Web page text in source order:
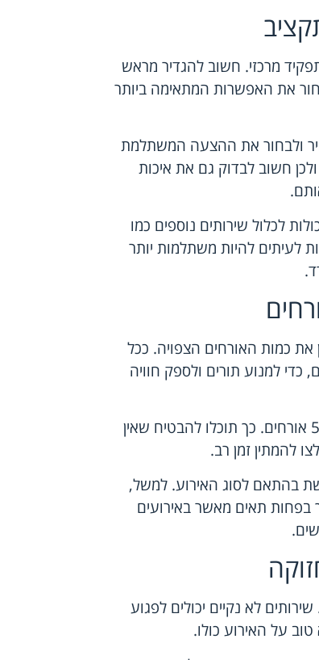
מרכזי. חשוב להגדיר מראש
את האפשרות המתאימה ביותר
ולבחור את ההצעה המשתלמת
חשוב לבדוק גם את איכות
לכלול שירותים נוספים כמו
לעיתים להיות משתלמות יותר
את כמות האורחים הצפויה. ככל
כדי למנוע תורים ולספק חוויה
כלל אצבע טוב הוא להעריך לפחות תא שירותים אחד לכל 50 אורחים. כך תוכלו להבטיח שאין
להמתין זמן רב.
בהתאם לסוג האירוע. למשל,
בפחות תאים מאשר באירועים
לא נקיים יכולים לפגוע
על האירוע כולו.